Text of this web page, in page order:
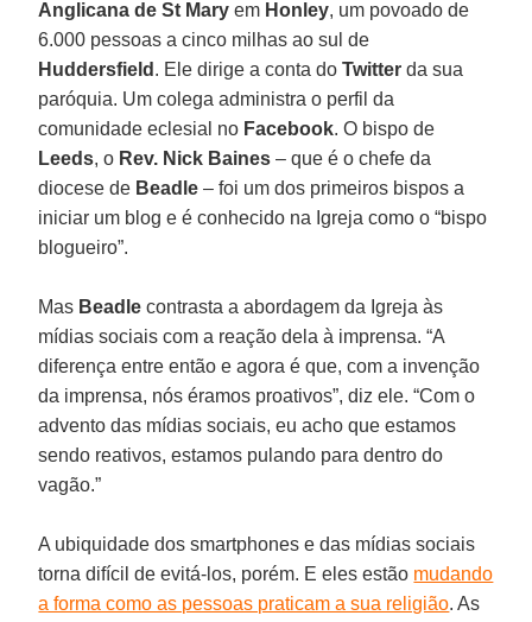
Anglicana de St Mary em Honley, um povoado de
6.000 pessoas a cinco milhas ao sul de
Huddersfield . Ele dirige a conta doTwitter da sua
paróquia. Um colega administra o perfil da
comunidade eclesial no Facebook. O bispo de
Leeds, o Rev. Nick Baines – que é o chefe da
diocese de Beadle – foi um dos primeiros bispos a
iniciar um blog e é conhecido na Igreja como o “bispo
blogueiro”.
Mas Beadle contrasta a abordagem da Igreja às
mídias sociais com a reação dela à imprensa. “A
diferença entre então e agora é que, com a invenção
da imprensa, nós éramos proativos”, diz ele. “Com o
advento das mídias sociais, eu acho que estamos
sendo reativos, estamos pulando para dentro do
vagão.”
A ubiquidade dos smartphones e das mídias sociais
torna difícil de evitá-los, porém. E eles estão mudando
a forma como as pessoas praticam a sua religião. As